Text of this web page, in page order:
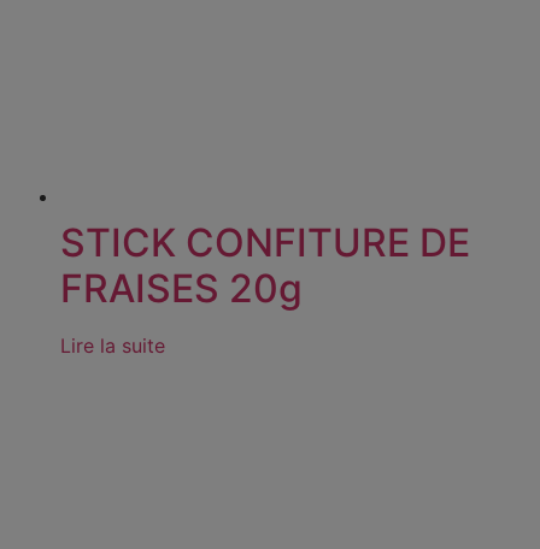
STICK CONFITURE DE
FRAISES 20g
Lire la suite